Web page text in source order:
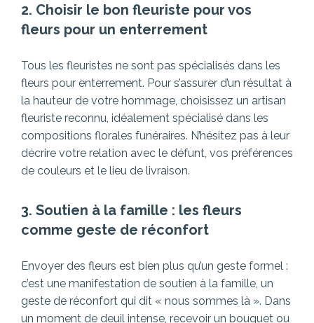
2. Choisir le bon fleuriste pour vos
fleurs pour un enterrement
Tous les fleuristes ne sont pas spécialisés dans les
fleurs pour enterrement. Pour s’assurer d’un résultat à
la hauteur de votre hommage, choisissez un artisan
fleuriste reconnu, idéalement spécialisé dans les
compositions florales funéraires. N’hésitez pas à leur
décrire votre relation avec le défunt, vos préférences
de couleurs et le lieu de livraison.
3. Soutien à la famille : les fleurs
comme geste de réconfort
Envoyer des fleurs est bien plus qu’un geste formel :
c’est une manifestation de soutien à la famille, un
geste de réconfort qui dit « nous sommes là ». Dans
un moment de deuil intense, recevoir un bouquet ou